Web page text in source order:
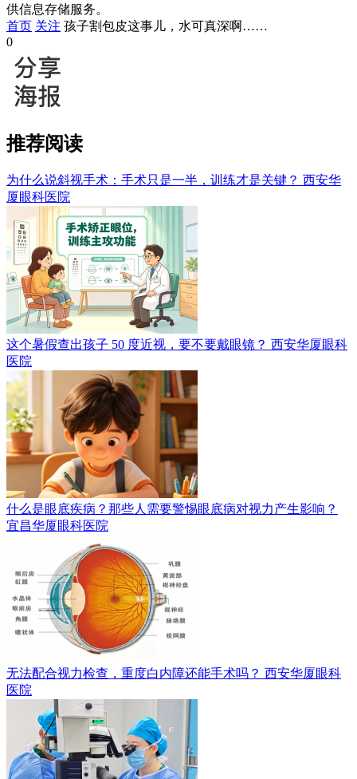
供信息存储服务。
首页 关注 孩子割包皮这事儿，水可真深啊……
0
推荐阅读
为什么说斜视手术：手术只是一半，训练才是关键？ 西安华
厦眼科医院
这个暑假查出孩子 50 度近视，要不要戴眼镜？ 西安华厦眼科
医院
什么是眼底疾病？那些人需要警惕眼底病对视力产生影响？
宜昌华厦眼科医院
无法配合视力检查，重度白内障还能手术吗？ 西安华厦眼科
医院